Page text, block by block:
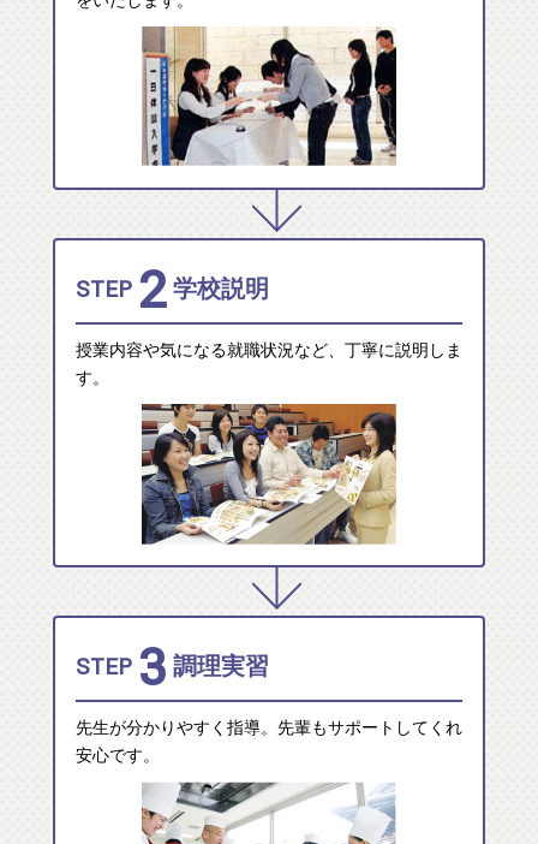
STEP 2 学校説明
授業内容や気になる就職状況など、丁寧に説明しま
す。
STEP 3 調理実習
先生が分かりやすく指導。先輩もサポートしてくれ
安心です。